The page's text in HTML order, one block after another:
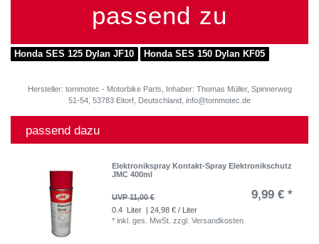
passend zu
Honda SES 125 Dylan JF10 Honda SES 150 Dylan KF05
Hersteller: tommotec - Motorbike Parts, Inhaber: Thomas Müller, Spinnerweg
51-54, 53783 Eitorf, Deutschland, info@tommotec.de
passend dazu
Elektronikspray Kontakt-Spray Elektronikschutz
JMC 400ml
UVP 11,00 € 9,99 € *
0.4 Liter
| 24,98 € / Liter
*inkl. ges. MwSt. zzgl.Versandkosten